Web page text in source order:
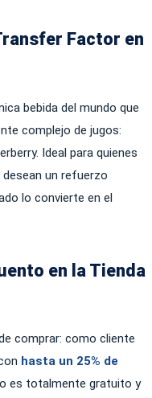
Factor en
bebida del mundo que
complejo de jugos:
Ideal para quienes
un refuerzo
lo convierte en el
en la Tienda
comprar: como cliente
hasta un 25% de
es totalmente gratuito y